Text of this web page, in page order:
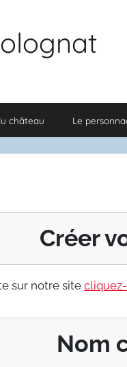
château Le
Créer
sur notre site
Nom